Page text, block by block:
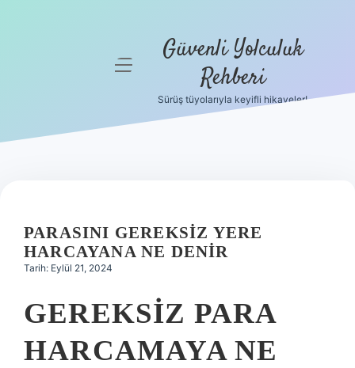
Hakkımızda
menüyü Güvenli Yolculuk
Rehberi
Sürüş tüyolarıyla keyifli hikayeler!
PARASINI GEREKSIZ YERE
HARCAYANA NE DENIR
Tarih: Eylül 21, 2024
GEREKSIZ PARA
HARCAMAYA NE